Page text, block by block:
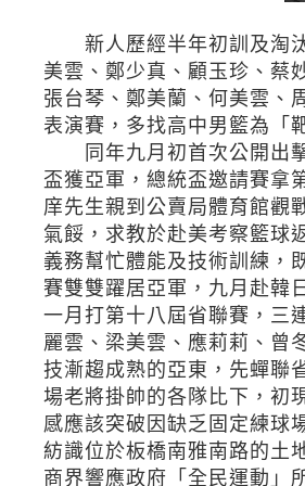
新人歷經半年初訓及淘汰
美雲、鄭少真、顧玉珍、蔡
張台琴、鄭美蘭、何美雲、
表演賽，多找高中男籃為「
同年九月初首次公開出擊
盃獲亞軍，總統盃邀請賽拿
庠先生親到公賣局體育館觀
氣餒，求教於赴美考察籃球
義務幫忙體能及技術訓練
賽雙雙躍居亞軍，九月赴韓
一月打第十八屆省聯賽，三
麗雲、梁美雲、應莉莉、曾
技漸趨成熟的亞東，先蟬聯
場老將掛帥的各隊比下，初
感應該突破因缺乏固定練球
紡識位於板橋南雅南路的土
商界響應政府「全民運動」